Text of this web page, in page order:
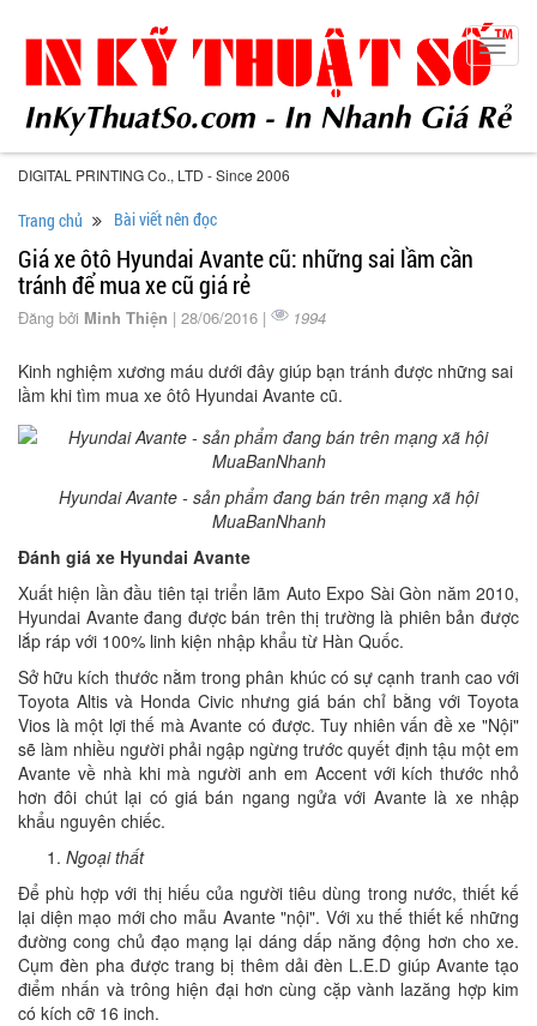
DIGITAL PRINTING Co., LTD - Since 2006
Trang chủ Bài viết nên đọc
Giá xe ôtô Hyundai Avante cũ: những sai lầm cần
tránh để mua xe cũ giá rẻ
Đăng bởi Minh Thiện | 28/06/2016 | 1994
Kinh nghiệm xương máu dưới đây giúp bạn tránh được những sai
lầm khi tìm mua xe ôtô Hyundai Avante cũ.
Hyundai Avante - sản phẩm đang bán trên mạng xã hội
MuaBanNhanh
Đánh giá xe Hyundai Avante
Xuất hiện lần đầu tiên tại triển lãm Auto Expo Sài Gòn năm 2010,
Hyundai Avante đang được bán trên thị trường là phiên bản được
lắp ráp với 100% linh kiện nhập khẩu từ Hàn Quốc.
Sở hữu kích thước nằm trong phân khúc có sự cạnh tranh cao với
Toyota Altis và Honda Civic nhưng giá bán chỉ bằng với Toyota
Vios là một lợi thế mà Avante có được. Tuy nhiên vấn đề xe "Nội"
sẽ làm nhiều người phải ngập ngừng trước quyết định tậu một em
Avante về nhà khi mà người anh em Accent với kích thước nhỏ
hơn đôi chút lại có giá bán ngang ngửa với Avante là xe nhập
khẩu nguyên chiếc.
Ngoại thất
Để phù hợp với thị hiếu của người tiêu dùng trong nước, thiết kế
lại diện mạo mới cho mẫu Avante "nội". Với xu thế thiết kế những
đường cong chủ đạo mạng lại dáng dấp năng động hơn cho xe.
Cụm đèn pha được trang bị thêm dải đèn L.E.D giúp Avante tạo
điểm nhấn và trông hiện đại hơn cùng cặp vành lazăng hợp kim
có kích cỡ 16 inch.